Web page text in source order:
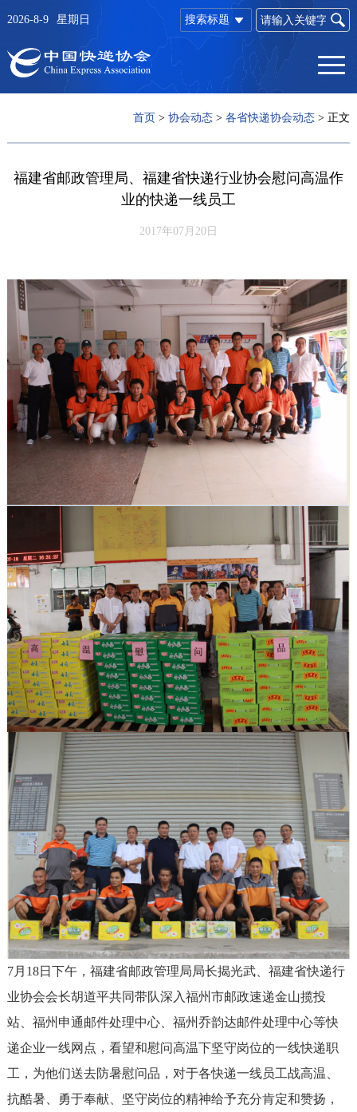
搜索标题
2026-8-9 星期日
首页 >协会动态 >各省快递协会动态 > 正文
福建省邮政管理局、福建省快递行业协会慰问高温作
业的快递一线员工
2017年07月20日
7月 18日下午，福建省邮政管理局局长揭光武、福建省快递行
业协会会长胡道平共同带队深入福州市邮政速递金山揽投
站、福州申通邮件处理中心、福州乔韵达邮件处理中心等快
递企业一线网点，看望和慰问高温下坚守岗位的一线快递职
工，为他们送去防暑慰问品，对于各快递一线员工战高温、
抗酷暑、勇于奉献、坚守岗位的精神给予充分肯定和赞扬，